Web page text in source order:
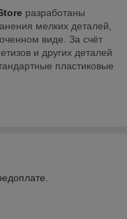
разработаны
мелких деталей,
виде. За счёт
и других деталей
пластиковые